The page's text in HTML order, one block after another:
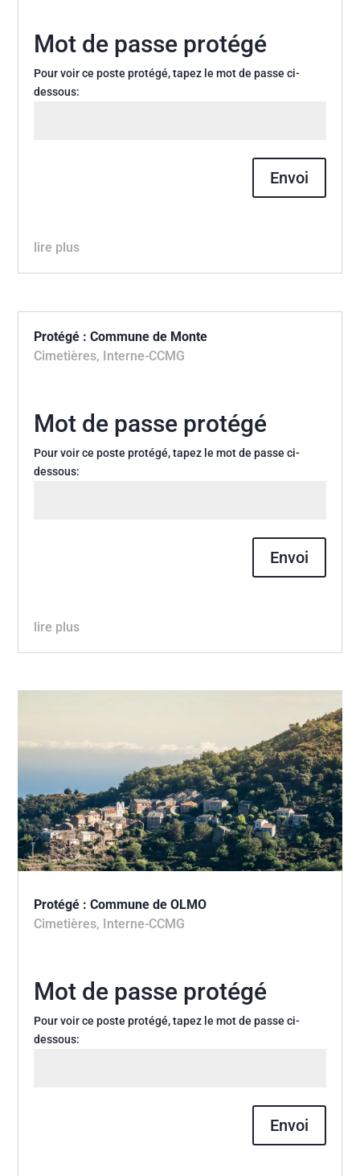
Mot de passe protégé
Pour voir ce poste protégé, tapez le mot de passe ci-
dessous:
Envoi
lire plus
Protégé : Commune de Monte
Cimetières, Interne-CCMG
Mot de passe protégé
Pour voir ce poste protégé, tapez le mot de passe ci-
dessous:
Envoi
lire plus
Protégé : Commune de OLMO
Cimetières, Interne-CCMG
Mot de passe protégé
Pour voir ce poste protégé, tapez le mot de passe ci-
dessous:
Envoi